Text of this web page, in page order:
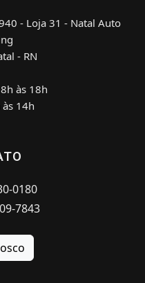
- Loja 31 - Natal Auto
- RN
às 18h
14h
0180
7843